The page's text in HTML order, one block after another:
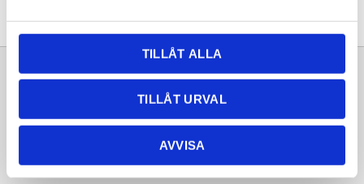
TILLÅT ALLA
TILLÅT URVAL
AVVISA
Sortiment
Natursten
Information
Frågor & svar
Köpvillkor